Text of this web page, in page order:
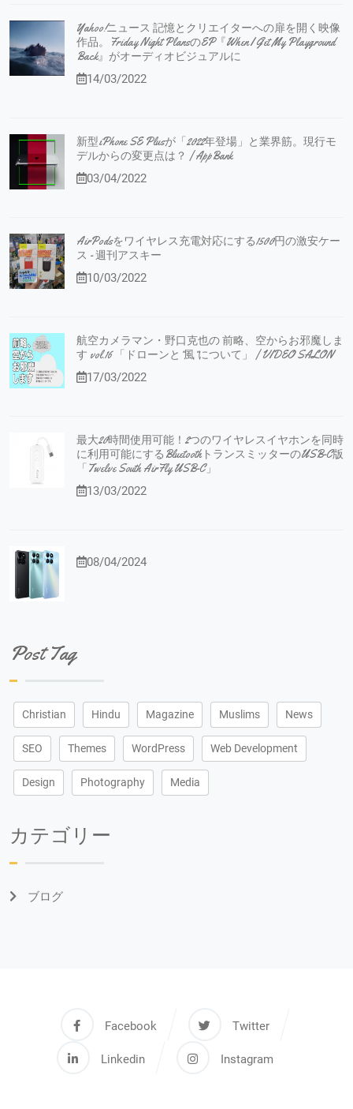
Yahoo!ニュース 記憶とクリエイターへの扉を開く映像
作品。Friday Night PlansのEP『When I Get My Playground
Back』がオーディオビジュアルに
14/03/2022
新型iPhone SE Plusが「2022年登場」と業界筋。現行モ
デルからの変更点は？ | AppBank
03/04/2022
AirPodsをワイヤレス充電対応にする1500円の激安ケー
ス - 週刊アスキー
10/03/2022
航空カメラマン・野口克也の 前略、空からお邪魔しま
す vol.16 「ドローンと”風”について」 | VIDEO SALON
17/03/2022
最大20時間使用可能！2つのワイヤレスイヤホンを同時
に利用可能にするBluetoothトランスミッターのUSB-C版
「Twelve South AirFly USB-C」
13/03/2022
08/04/2024
Post Tag
Christian Hindu Magazine Muslims News
SEO Themes WordPress Web Development
Design Photography Media
カテゴリー
ブログ
Facebook Twitter
Linkedin Instagram